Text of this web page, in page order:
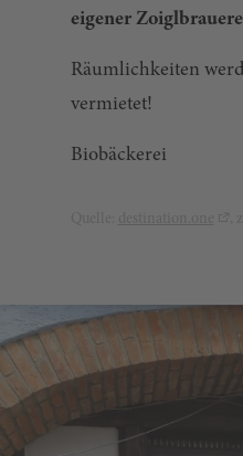
eigener
Räumlichkeiten
vermietet!
Biobäckerei